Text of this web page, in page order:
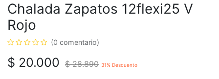
Chalada Zapatos 12flexi25 V
Rojo
(0 comentario)
$ 20.000 $28.890 31% Descuento